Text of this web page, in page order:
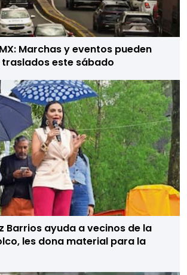
Marchas y eventos pueden
este sábado
Barrios ayuda a vecinos de la
les dona material para la